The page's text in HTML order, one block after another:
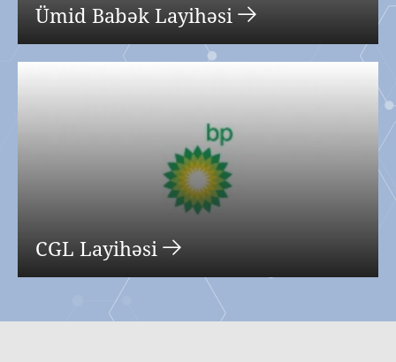
Ümid Babək Layihəsi
CGL Layihəsi